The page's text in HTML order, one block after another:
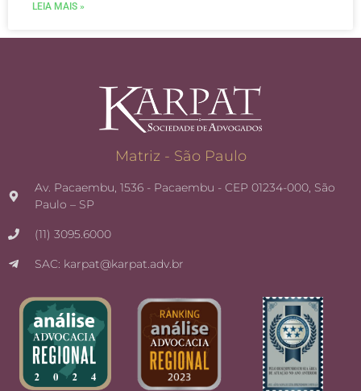
LEIA MAIS »
Matriz - São Paulo
Av. Pacaembu, 1536 - Pacaembu - CEP 01234-000, São
Paulo – SP
(11) 3095.6000
SAC: karpat@karpat.adv.br